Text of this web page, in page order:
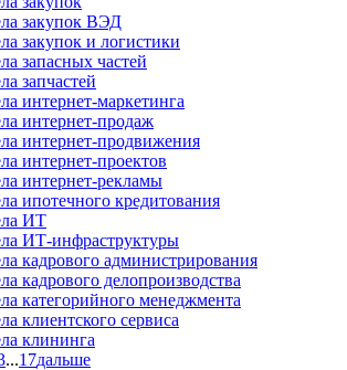
закупок ВЭД
закупок и логистики
запасных частей
запчастей
интернет-маркетинга
интернет-продаж
интернет-продвижения
интернет-проектов
интернет-рекламы
ипотечного кредитования
ИТ
ИТ-инфраструктуры
кадрового администрирования
кадрового делопроизводства
категорийного менеджмента
клиентского сервиса
клининга
...17дальше